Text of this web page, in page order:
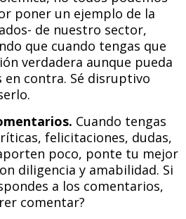
poner un ejemplo de la
de nuestro sector,
que cuando tengas que
verdadera aunque pueda
contra. Sé disruptivo
Cuando tengas
felicitaciones, dudas,
poco, ponte tu mejor
diligencia y amabilidad. Si
a los comentarios,
comentar?